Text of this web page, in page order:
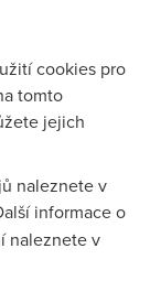
zprovoznit
errors -----
(reason:
cookies pro
tomto
jejich
naleznete v
informace o
naleznete v